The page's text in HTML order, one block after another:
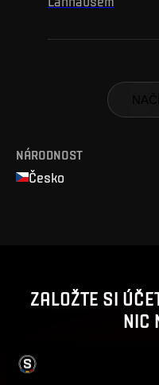
NÁRODNOST
Česko
ZALOŽTE SI
NIC
Nakupujte vstupenky,
obsahu nebo se